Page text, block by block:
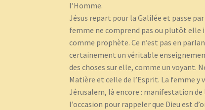
l’Homme.
Jésus repart pour la Galilée et passe
femme ne comprend pas ou plutôt
comme prophète. Ce n’est pas en
certainement un véritable
des choses sur elle, comme un voyant.
Matière et celle de l’Esprit. La femme y
Jérusalem, là encore : manifestation
l’occasion pour rappeler que Dieu est